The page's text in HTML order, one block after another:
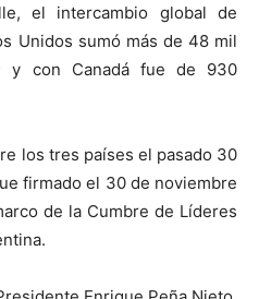
el intercambio global de
Unidos sumó más de 48 mil
y con Canadá fue de 930
los tres países el pasado 30
firmado el 30 de noviembre
de la Cumbre de Líderes